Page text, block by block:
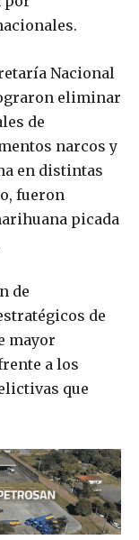
Nacional
eliminar
de
narcos y
en distintas
fueron
picada
de
de
mayor
a los
que